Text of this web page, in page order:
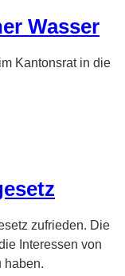
Wasser
Kantonsrat in die
zufrieden. Die
Interessen von
haben.